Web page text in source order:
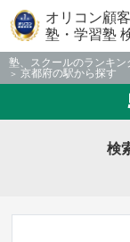
オリコン顧
塾・学習塾
塾、スクールのランキン
京都府の駅から探す
検